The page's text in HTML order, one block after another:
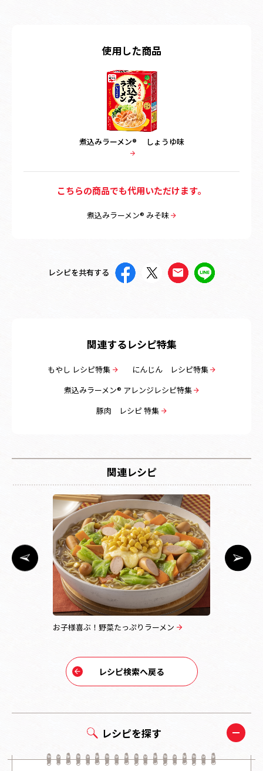
レシピを探す
使用した商品
煮込みラーメン® しょうゆ味
こちらの商品でも代用いただけます。
煮込みラーメン® みそ味
レシピを共有する
関連するレシピ特集
もやし レシピ特集
にんじん レシピ特集
煮込みラーメン® アレンジレシピ特集
豚肉 レシピ 特集
関連レシピ
お子様喜ぶ！野菜たっぷりラーメン
レシピ検索へ戻る